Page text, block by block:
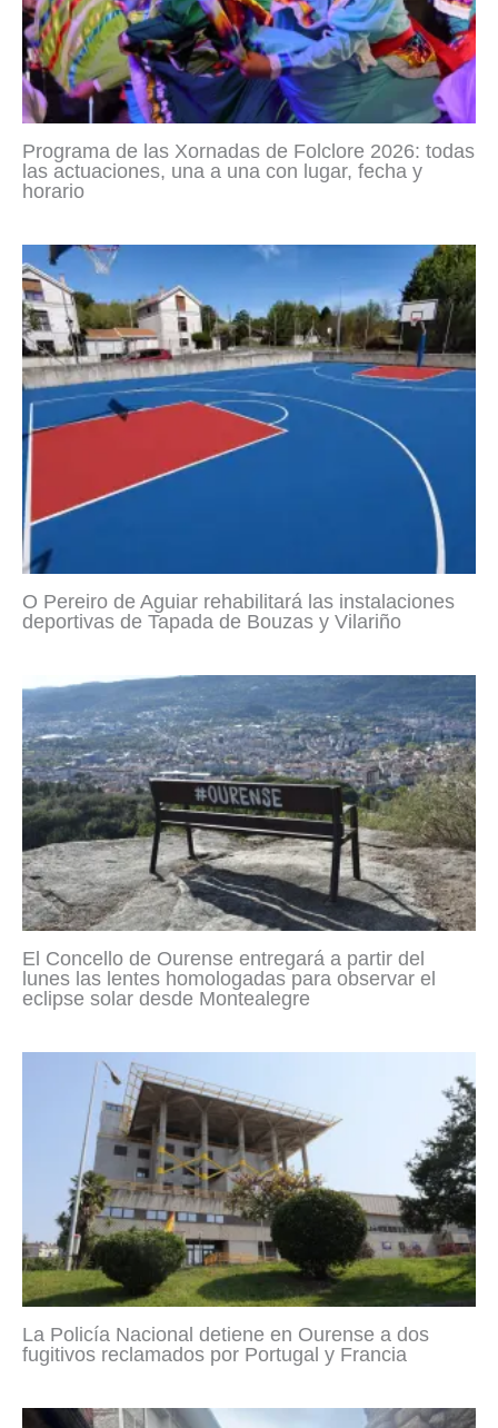
Programa de las Xornadas de Folclore 2026: todas
las actuaciones, una a una con lugar, fecha y
horario
O Pereiro de Aguiar rehabilitará las instalaciones
deportivas de Tapada de Bouzas y Vilariño
El Concello de Ourense entregará a partir del
lunes las lentes homologadas para observar el
eclipse solar desde Montealegre
La Policía Nacional detiene en Ourense a dos
fugitivos reclamados por Portugal y Francia